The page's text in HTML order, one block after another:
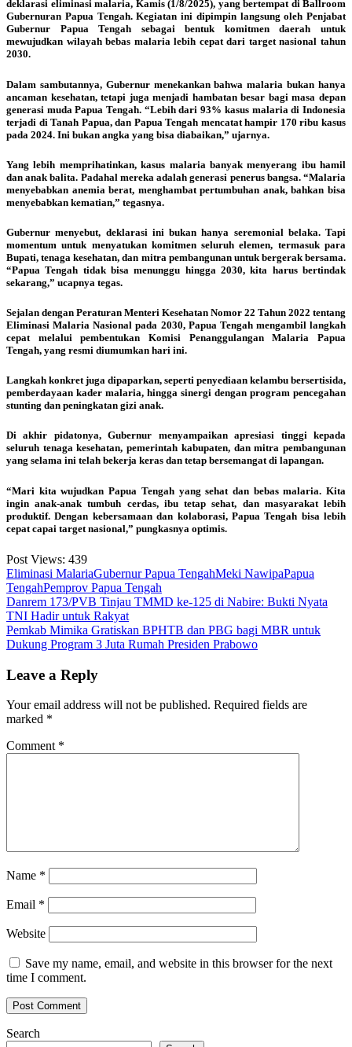
deklarasi eliminasi malaria, Kamis (1/8/2025), yang bertempat di Ballroom
Gubernuran Papua Tengah. Kegiatan ini dipimpin langsung oleh Penjabat
Gubernur Papua Tengah sebagai bentuk komitmen daerah untuk
mewujudkan wilayah bebas malaria lebih cepat dari target nasional tahun
2030.
Dalam sambutannya, Gubernur menekankan bahwa malaria bukan hanya
ancaman kesehatan, tetapi juga menjadi hambatan besar bagi masa depan
generasi muda Papua Tengah. “Lebih dari 93% kasus malaria di Indonesia
terjadi di Tanah Papua, dan Papua Tengah mencatat hampir 170 ribu kasus
pada 2024. Ini bukan angka yang bisa diabaikan,” ujarnya.
Yang lebih memprihatinkan, kasus malaria banyak menyerang ibu hamil
dan anak balita. Padahal mereka adalah generasi penerus bangsa. “Malaria
menyebabkan anemia berat, menghambat pertumbuhan anak, bahkan bisa
menyebabkan kematian,” tegasnya.
Gubernur menyebut, deklarasi ini bukan hanya seremonial belaka. Tapi
momentum untuk menyatukan komitmen seluruh elemen, termasuk para
Bupati, tenaga kesehatan, dan mitra pembangunan untuk bergerak bersama.
“Papua Tengah tidak bisa menunggu hingga 2030, kita harus bertindak
sekarang,” ucapnya tegas.
Sejalan dengan Peraturan Menteri Kesehatan Nomor 22 Tahun 2022 tentang
Eliminasi Malaria Nasional pada 2030, Papua Tengah mengambil langkah
cepat melalui pembentukan Komisi Penanggulangan Malaria Papua
Tengah, yang resmi diumumkan hari ini.
Langkah konkret juga dipaparkan, seperti penyediaan kelambu bersertisida,
pemberdayaan kader malaria, hingga sinergi dengan program pencegahan
stunting dan peningkatan gizi anak.
Di akhir pidatonya, Gubernur menyampaikan apresiasi tinggi kepada
seluruh tenaga kesehatan, pemerintah kabupaten, dan mitra pembangunan
yang selama ini telah bekerja keras dan tetap bersemangat di lapangan.
“Mari kita wujudkan Papua Tengah yang sehat dan bebas malaria. Kita
ingin anak-anak tumbuh cerdas, ibu tetap sehat, dan masyarakat lebih
produktif. Dengan kebersamaan dan kolaborasi, Papua Tengah bisa lebih
cepat capai target nasional,” pungkasnya optimis.
Post Views: 439
Eliminasi MalariaGubernur Papua TengahMeki NawipaPapua
TengahPemprov Papua Tengah
Post
navigation
Danrem 173/PVB Tinjau TMMD ke-125 di Nabire: Bukti Nyata
TNI Hadir untuk Rakyat
Pemkab Mimika Gratiskan BPHTB dan PBG bagi MBR untuk
Dukung Program 3 Juta Rumah Presiden Prabowo
Leave a Reply
Your email address will not be published. Required fields are
marked *
Comment *
Name *
Email *
Website
Save my name, email, and website in this browser for the next
time I comment.
Search